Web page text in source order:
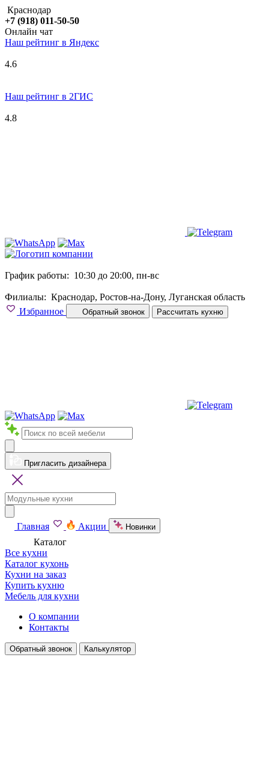
Краснодар
+7 (918) 011-50-50
Онлайн чат
Наш рейтинг в Яндекс
4.6
Наш рейтинг в 2ГИС
4.8
График работы: 10:30 до 20:00, пн-вс
Филиалы: Краснодар, Ростов-на-Дону, Луганская область
Избранное
Обратный звонок Рассчитать кухню
Пригласить дизайнера
Главная Акции Новинки
Каталог
Все кухни
Каталог кухонь
Кухни на заказ
Купить кухню
Мебель для кухни
О компании
Контакты
Обратный звонок Калькулятор